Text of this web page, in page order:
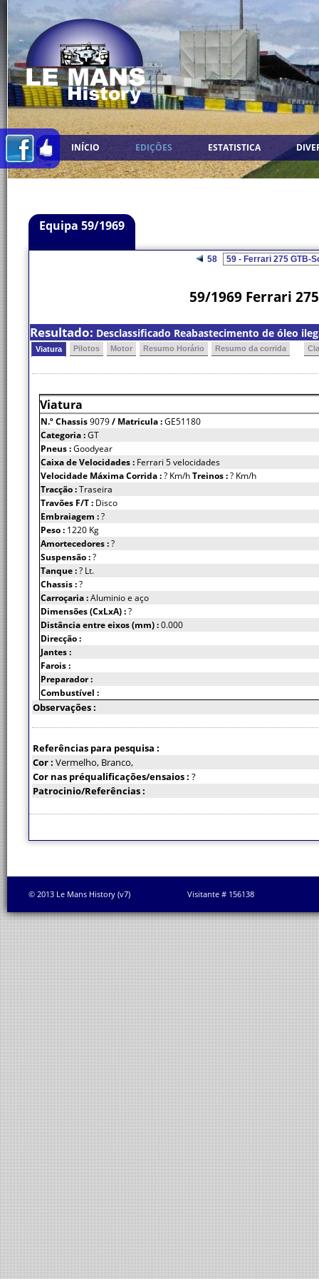
INÍCIO EDIÇÕES ESTATISTICA
Equipa 59/1969
58
59/1969 Ferrari
Resultado: Desclassificado Reabastecimento de óleo
Viatura Pilotos Motor Resumo Horário Resumo da corrida
Viatura
N.º Chassis9079/ Matricula :GE51180
Categoria :GT
Pneus :Goodyear
Caixa de Velocidades : Ferrari 5 velocidades
Velocidade Máxima Corrida :? Km/hTreinos :? Km/h
Tracção :Traseira
Travões F/T : Disco
Embraiagem :?
Peso : 1220 Kg
Amortecedores :?
Suspensão :?
Tanque :? Lt.
Chassis :?
Carroçaria :Aluminio e aço
Dimensões (CxLxA) :?
Distância entre eixos (mm) :0.000
Direcção :
Jantes :
Farois :
Preparador :
Combustível :
Observações :
Referências para pesquisa :
Cor : Vermelho, Branco,
Cor nas préqualificações/ensaios : ?
Patrocinio/Referências :
© 2013 Le Mans History (v7) Visitante # 156138